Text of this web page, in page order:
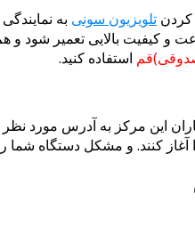
کردن تلویزیون سونی به
کیفیت بالایی تعمیر شود و
صدوقی)قم استفاده کنید.
این مرکز به آدرس مورد
کنند. و مشکل دستگاه شما